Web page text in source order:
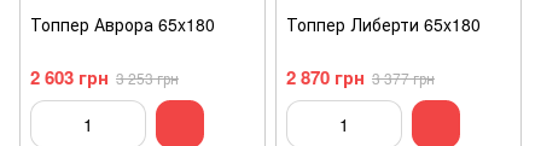
Топпер Аврора 65x180
2 603 грн 3 253 грн
Топпер Либерти 65x180
2 870 грн 3 377 грн